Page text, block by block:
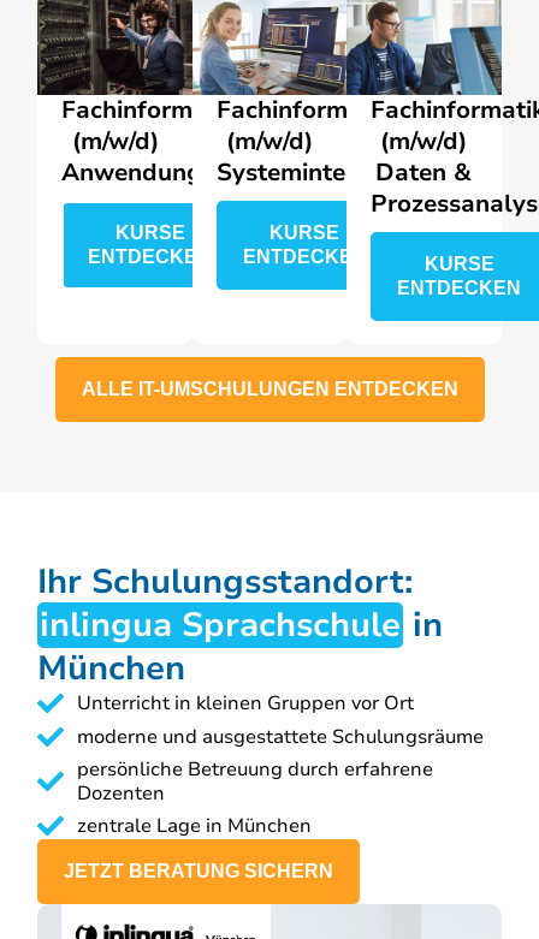
Fachinformatiker
(m/w/d)
Anwendungsentwicklung
KURSE
ENTDECKEN
Fachinformatiker
(m/w/d)
Systemintegration
KURSE
ENTDECKEN
(m/w/d)
Daten &
KURSE
ENTDECKEN
ALLE IT-UMSCHULUNGEN ENTDECKEN
Ihr Schulungsstandort:
inlingua Sprachschule in
München
Unterricht in kleinen Gruppen vor Ort
moderne und ausgestattete Schulungsräume
persönliche Betreuung durch erfahrene
Dozenten
zentrale Lage in München
JETZT BERATUNG SICHERN